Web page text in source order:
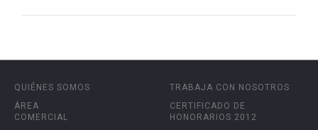
QUIÉNES SOMOS
ÁREA
COMERCIAL
TRABAJA CON NOSOTROS
CERTIFICADO DE
HONORARIOS 2012